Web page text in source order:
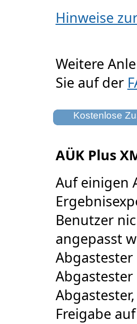
Hinweise
Weitere
Sie auf der
Kostenlose
AÜK Plus
Auf einigen
Benutzer
angepasst
Freigabe